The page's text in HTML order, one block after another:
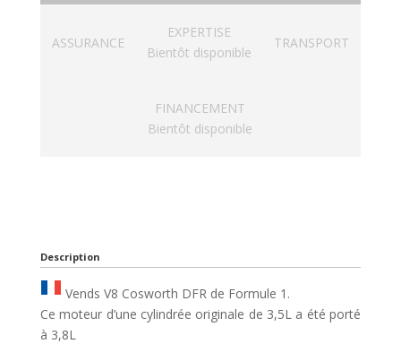
ASSURANCE
EXPERTISE
Bientôt disponible
TRANSPORT
FINANCEMENT
Bientôt disponible
Description
Vends V8 Cosworth DFR de Formule 1.
Ce moteur d’une cylindrée originale de 3,5L a été porté
à 3,8L